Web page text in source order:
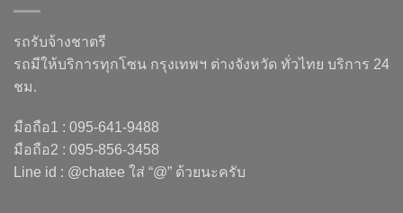
รถรับจ้างชาตรี
รถมีให้บริการทุกโซน กรุงเทพฯ ต่างจังหวัด ทั่วไทย บริการ 24
ชม.
มือถือ1 : 095-641-9488
มือถือ2 : 095-856-3458
Line id : @chatee ใส่ “@” ด้วยนะครับ